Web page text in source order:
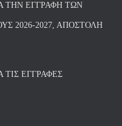
ΤΗΝ ΕΓΓΡΑΦΉ ΤΩΝ
2026-2027, ΑΠΟΣΤΟΛΉ
ΕΓΓΡΑΦΕΣ